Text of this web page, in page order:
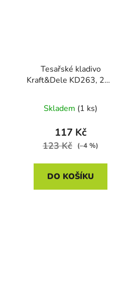
Tesařské kladivo
Kraft&Dele KD263, 250
Skladem (1 ks)
117 Kč
123 Kč (–4 %)
DO KOŠÍKU